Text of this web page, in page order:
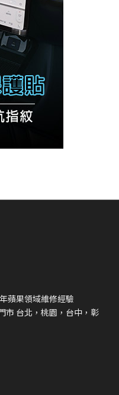
年蘋果領域維修經驗
市 台北，桃園，台中，彰